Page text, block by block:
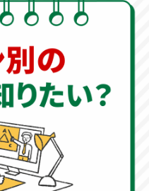
WAMにお任せく
ける最も重要な時期で
い込みの演習問題をこな
期だからこそ、
根本的に理解するため